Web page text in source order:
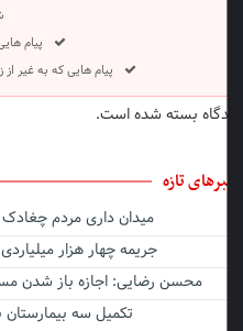
شد.
پیام هایی
پیام هایی که به غیر از
بسته شده است.
تازه
میدان داری مردم چغادک
جریمه چهار هزار
محسن رضایی: اجازه باز شدن
تکمیل سه بیمارستان